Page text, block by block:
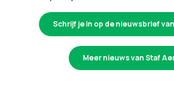
Schrijf je in op de nieuwsbrief
Meer nieuws van Staf